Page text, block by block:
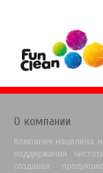
О компании
Компания нацелена
поддержания
создавая